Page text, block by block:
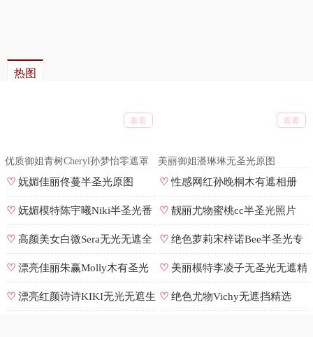
热图
看看
优质御姐青树Cheryl孙梦怡零遮罩
私拍
看看
美丽御姐潘琳琳无圣光原图
♡妩媚佳丽佟蔓半圣光原图 ♡性感网红孙晚桐木有遮相册
♡妩媚模特陈宇曦Niki半圣光番
号
♡ 靓丽尤物蜜桃cc半圣光照片
♡高颜美女白微Sera无光无遮全
集
♡ 绝色萝莉宋梓诺Bee半圣光专
辑
♡漂亮佳丽朱赢Molly木有圣光
原图
♡ 美丽模特李凌子无圣光无遮精
选
♡漂亮红颜诗诗KIKI无光无遮生 ♡ 绝色尤物Vichy无遮挡精选